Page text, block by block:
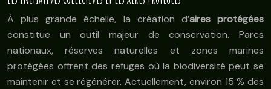
À plus grande échelle, la création d’aires protégées
constitue un outil majeur de conservation. Parcs
nationaux, réserves naturelles et zones marines
protégées offrent des refuges où la biodiversité peut se
maintenir et se régénérer. Actuellement, environ 15 % des